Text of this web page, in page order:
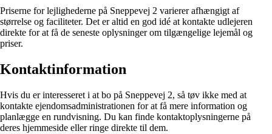
Priserne for lejlighederne på Sneppevej 2 varierer afhængigt af
størrelse og faciliteter. Det er altid en god idé at kontakte udlejeren
direkte for at få de seneste oplysninger om tilgængelige lejemål og
priser.
Kontaktinformation
Hvis du er interesseret i at bo på Sneppevej 2, så tøv ikke med at
kontakte ejendomsadministrationen for at få mere information og
planlægge en rundvisning. Du kan finde kontaktoplysningerne på
deres hjemmeside eller ringe direkte til dem.